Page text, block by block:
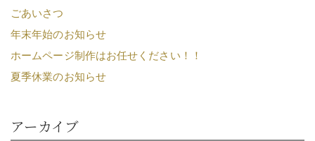
ごあいさつ
年末年始のお知らせ
ホームページ制作はお任せください！！
夏季休業のお知らせ
アーカイブ